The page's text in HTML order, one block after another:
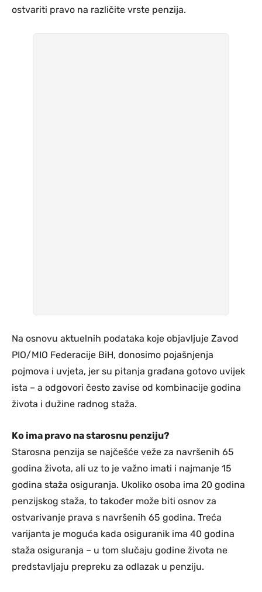
ostvariti pravo na različite vrste penzija.
Na osnovu aktuelnih podataka koje objavljuje Zavod
PIO/MIO Federacije BiH, donosimo pojašnjenja
pojmova i uvjeta, jer su pitanja građana gotovo uvijek
ista – a odgovori često zavise od kombinacije godina
života i dužine radnog staža.
Ko ima pravo na starosnu penziju?
Starosna penzija se najčešće veže za navršenih 65
godina života, ali uz to je važno imati i najmanje 15
godina staža osiguranja. Ukoliko osoba ima 20 godina
penzijskog staža, to također može biti osnov za
ostvarivanje prava s navršenih 65 godina. Treća
varijanta je moguća kada osiguranik ima 40 godina
staža osiguranja – u tom slučaju godine života ne
predstavljaju prepreku za odlazak u penziju.